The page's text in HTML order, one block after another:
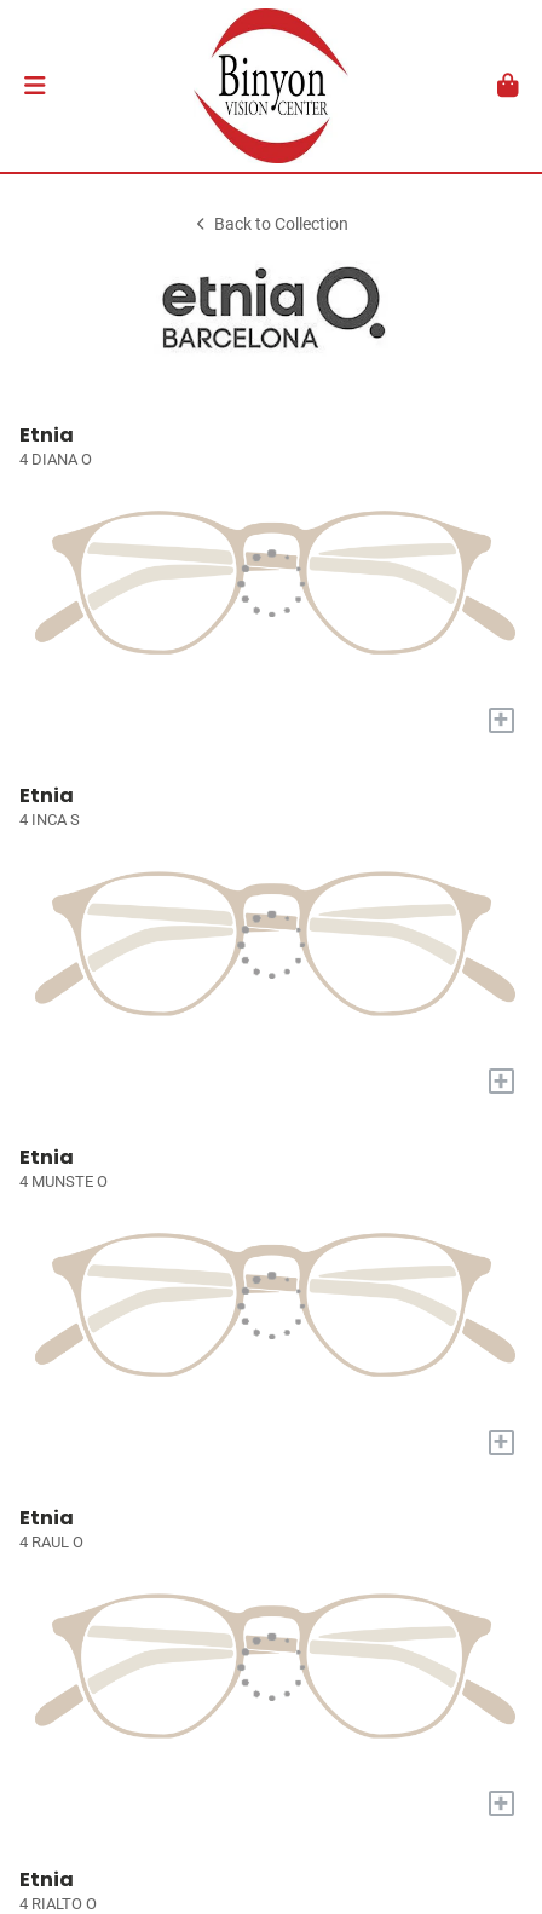
Back to Collection
Etnia
4 DIANA O
+
Etnia
4 INCA S
+
Etnia
4 MUNSTE O
+
Etnia
4 RAUL O
+
Etnia
4 RIALTO O